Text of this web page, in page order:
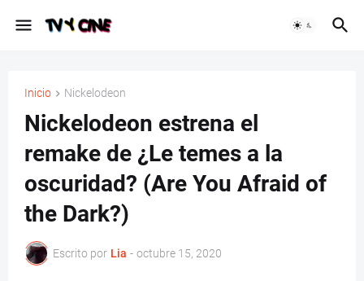
Inicio Nickelodeon
Nickelodeon estrena el
remake de ¿Le temes a la
oscuridad? (Are You Afraid of
the Dark?)
Escrito por Lia - octubre 15, 2020